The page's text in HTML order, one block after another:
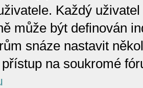
Každý
může být definován
snáze nastavit
na soukromé